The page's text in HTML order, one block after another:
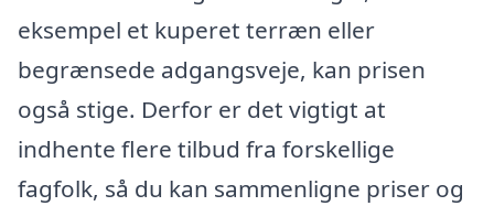
eksempel et kuperet terræn eller
begrænsede adgangsveje, kan prisen
også stige. Derfor er det vigtigt at
indhente flere tilbud fra forskellige
fagfolk, så du kan sammenligne priser og